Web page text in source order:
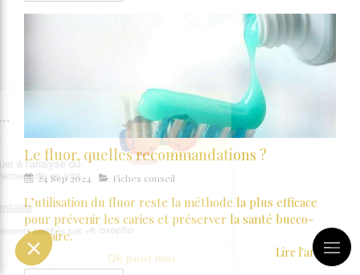
Le fluor, quelles recommandations ?
24 Sep 2024 Fiches conseil
L’utilisation du fluor reste la méthode la plus efficace
pour prévenir les caries et préserver la santé bucco-
dentaire.
Lire l'article